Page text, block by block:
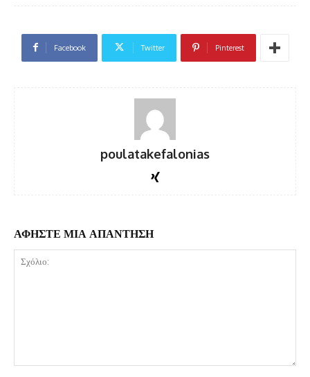
Facebook Twitter Pinterest
poulatakefalonias
ΑΦΗΣΤΕ ΜΙΑ ΑΠΑΝΤΗΣΗ